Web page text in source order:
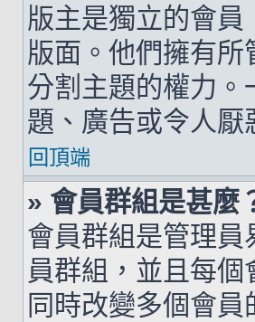
版主是獨立的會
版面。他們擁有
分割主題的權力
題、廣告或令人厭
回頂端
» 會員群組是甚麼
會員群組是管理
員群組，並且每
同時改變多個會